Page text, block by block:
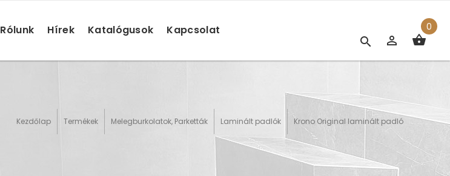
Rólunk Hírek Katalógusok Kapcsolat 0
Kezdőlap Termékek Melegburkolatok, Parketták Laminált padlók Krono Original laminált padló